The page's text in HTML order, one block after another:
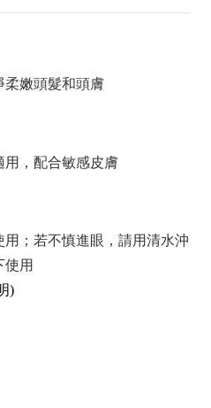
柔嫩頭髮和頭膚
，配合敏感皮膚
；若不慎進眼，請用清水沖
使用
)